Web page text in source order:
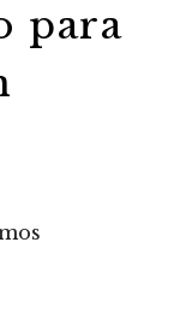
para